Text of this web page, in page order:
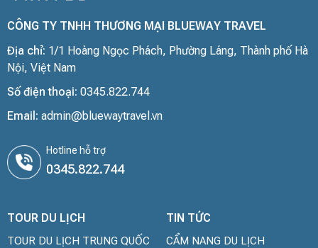
CÔNG TY TNHH THƯƠNG MẠI BLUEWAY TRAVEL
Địa chỉ: 1/1 Hoàng Ngọc Phách, Phường Láng, Thành phố Hà
Nội, Việt Nam
Số điện thoại: 0345.822.744
Email: admin@bluewaytravel.vn
Hotline hỗ trợ
0345.822.744
TOUR DU LỊCH
TOUR DU LỊCH TRUNG QUỐC
TIN TỨC
CẨM NANG DU LỊCH